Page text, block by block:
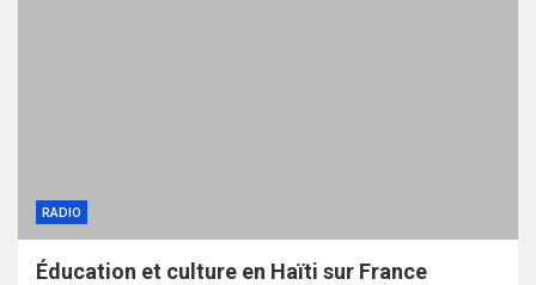
RADIO
Éducation et culture en Haïti sur France